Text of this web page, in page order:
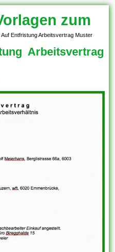
zum
Auf Entfristung Arbeitsvertrag Muster
Arbeitsvertrag